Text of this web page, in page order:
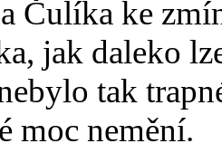
Čulíka ke
jak daleko
tak
moc nemění.